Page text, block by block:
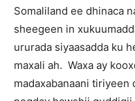
Somaliland ee dhinaca
sheegeen in
ururada siyaasadda ku
maxali ah. Waxa ay
madaxabanaani tiriyeen